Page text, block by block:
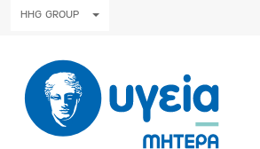
HHG GROUP